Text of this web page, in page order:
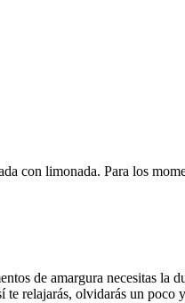
con limonada. Para los
de amargura necesitas la
relajarás, olvidarás un poco